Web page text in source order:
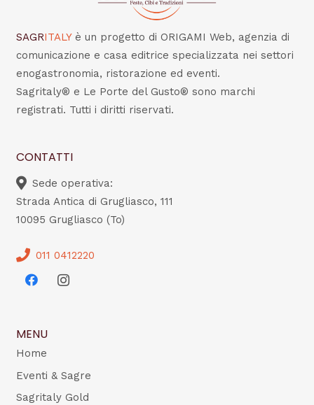
SAGRITALY è un progetto di ORIGAMI Web, agenzia di
comunicazione e casa editrice specializzata nei settori
enogastronomia, ristorazione ed eventi.
Sagritaly® e Le Porte del Gusto® sono marchi
registrati. Tutti i diritti riservati.
CONTATTI
Sede operativa:
Strada Antica di Grugliasco, 111
10095 Grugliasco (To)
011 0412220
MENU
Home
Eventi & Sagre
Sagritaly Gold